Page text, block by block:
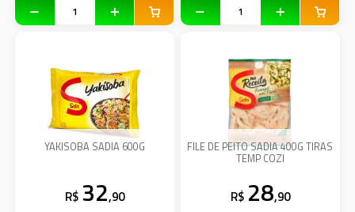
YAKISOBA SADIA 600G
R$ 32,90
FILE DE PEITO SADIA 400G TIRAS
TEMP COZI
R$ 28,90